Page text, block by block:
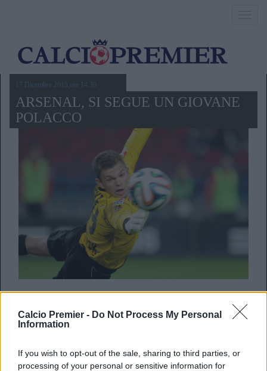
Calcio Premier - Do Not Process My Personal
Information
If you wish to opt-out of the sale, sharing to third parties, or
processing of your personal or sensitive information for
17 Dicembre 2015,ore 14.30
ARSENAL, SI SEGUE UN GIOVANE
POLACCO
Secondo il portale britannicoAS, l’Arsenalstarebbe
seguendoBartlomej Dragowski.
Il portiere 18enne, in forza al
portiere dell’U21 del suo paese.